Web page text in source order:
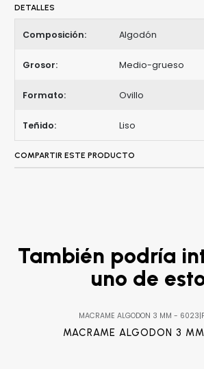
DETALLES
Composición: Algodón
Grosor: Medio-grueso
Formato: Ovillo
Teñido: Liso
COMPARTIR ESTE PRODUCTO
También podría
uno de
MACRAME ALGODON 3 MM - 6023|
MACRAME ALGODON 3